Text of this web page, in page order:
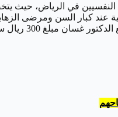
في الرياض، حيث
عند كبار السن ومرضى
التواصل معه عبر الهاتف: 920033402.